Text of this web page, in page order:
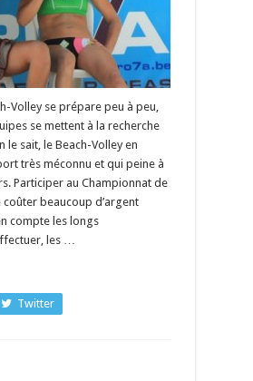
Volley se prépare peu à peu,
se mettent à la recherche
sait, le Beach-Volley en
très méconnu et qui peine à
Participer au Championnat de
beaucoup d’argent
compte les longs
les …
Twitter